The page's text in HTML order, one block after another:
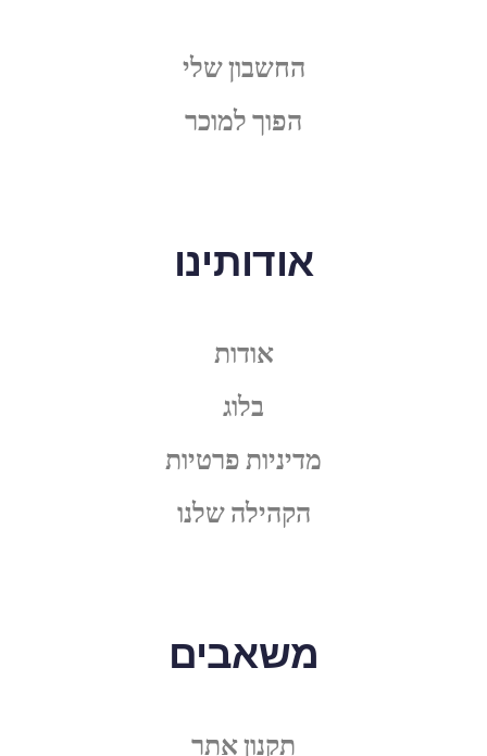
החשבון שלי
הפוך למוכר
אודותינו
אודות
בלוג
מדיניות פרטיות
הקהילה שלנו
משאבים
תקנון אתר